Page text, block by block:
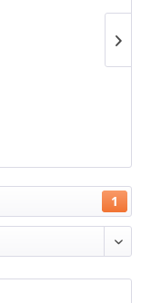
1